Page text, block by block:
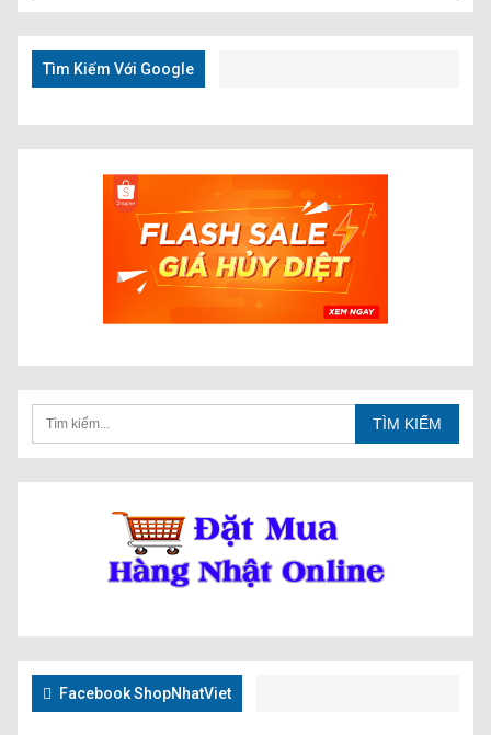
Kiếm
Nhanh
Tìm Kiếm Với Google
Facebook ShopNhatViet